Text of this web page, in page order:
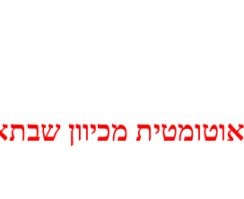
2026-06-19 התקיים דיון האם